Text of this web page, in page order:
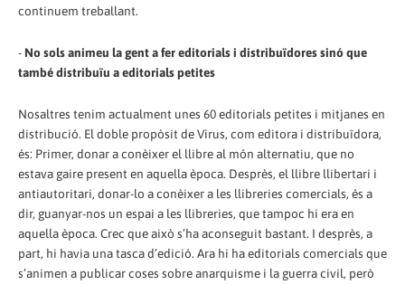
continuem treballant.
- No sols animeu la gent a fer editorials i distribuïdores sinó que
també distribuïu a editorials petites
Nosaltres tenim actualment unes 60 editorials petites i mitjanes en
distribució. El doble propòsit de Virus, com editora i distribuïdora,
és: Primer, donar a conèixer el llibre al món alternatiu, que no
estava gaire present en aquella època. Desprès, el llibre llibertari i
antiautoritari, donar-lo a conèixer a les llibreries comercials, és a
dir, guanyar-nos un espai a les llibreries, que tampoc hi era en
aquella època. Crec que això s’ha aconseguit bastant. I desprès, a
part, hi havia una tasca d’edició. Ara hi ha editorials comercials que
s’animen a publicar coses sobre anarquisme i la guerra civil, però